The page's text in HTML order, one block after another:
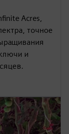
Acres,
точное
и